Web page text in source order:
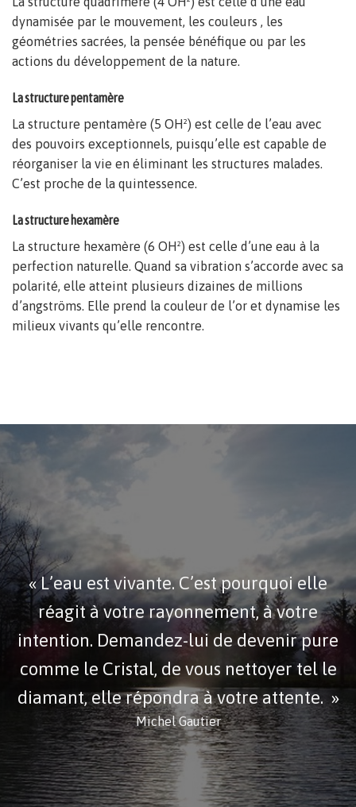
dynamisée par le mouvement, les couleurs , les
géométries sacrées, la pensée bénéfique ou par les
actions du développement de la nature.
La structure pentamère
La structure pentamère (5 OH²) est celle de l’eau avec
des pouvoirs exceptionnels, puisqu’elle est capable de
réorganiser la vie en éliminant les structures malades.
C’est proche de la quintessence.
La structure hexamère
La structure hexamère (6 OH²) est celle d’une eau à la
perfection naturelle. Quand sa vibration s’accorde avec sa
polarité, elle atteint plusieurs dizaines de millions
d’angströms. Elle prend la couleur de l’or et dynamise les
milieux vivants qu’elle rencontre.
« L’eau est vivante. C’est pourquoi elle
réagit à votre rayonnement, à votre
intention. Demandez-lui de devenir pure
comme le Cristal, de vous nettoyer tel le
diamant, elle répondra à votre attente. »
Michel Gautier